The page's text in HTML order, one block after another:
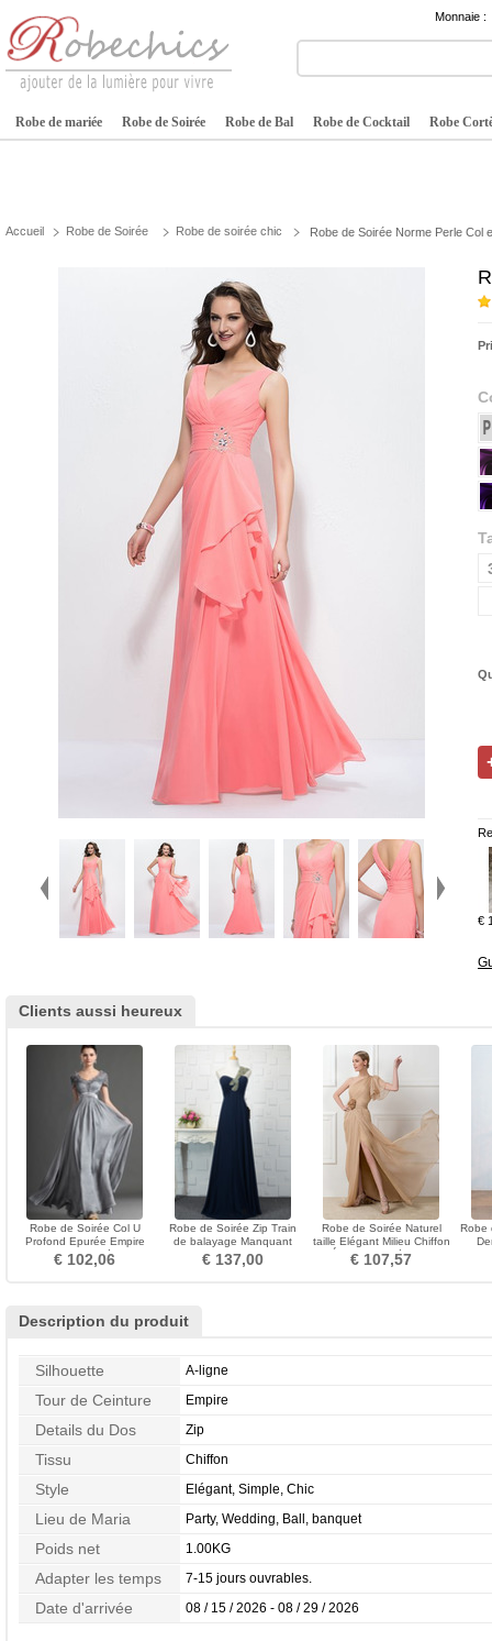
Monnaie :
Robe de mariée Robe de Soirée Robe de Bal Robe de Cocktail Robe
Accueil Robe de Soirée Robe de soirée chic Robe de Soirée Norme Perle Col
€
Clients aussi heureux
Robe de Soirée Col U
Profond Epurée Empire
Fourreau plissé Gris
€ 102,06
Robe de Soirée Zip Train
de balayage Manquant
Printemps Perle
€ 137,00
Robe de Soirée Naturel
taille Elégant Milieu Chiffon
Épaule Asymétrique
€ 107,57
Robe
Description du produit
Silhouette A-ligne
Tour de Ceinture Empire
Details du Dos Zip
Tissu Chiffon
Style Elégant, Simple, Chic
Lieu de Maria Party, Wedding, Ball, banquet
Poids net 1.00KG
Adapter les temps 7-15 jours ouvrables.
Date d'arrivée 08 / 15 / 2026 - 08 / 29 / 2026